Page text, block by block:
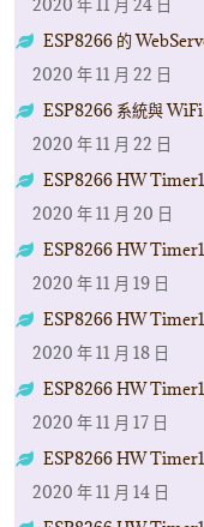
2020 年 11 月 24 日
ESP8266 的
2020 年 11 月 22 日
ESP8266 系統與
2020 年 11 月 22 日
ESP8266 HW
2020 年 11 月 20 日
ESP8266 HW
2020 年 11 月 19 日
ESP8266 HW
2020 年 11 月 18 日
ESP8266 HW
2020 年 11 月 17 日
ESP8266 HW
2020 年 11 月 14 日